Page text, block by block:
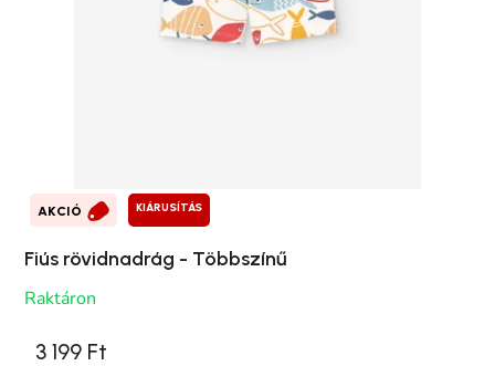
AKCIÓ KIÁRUSÍTÁS
Fiús rövidnadrág - Többszínű
Raktáron
3 199 Ft